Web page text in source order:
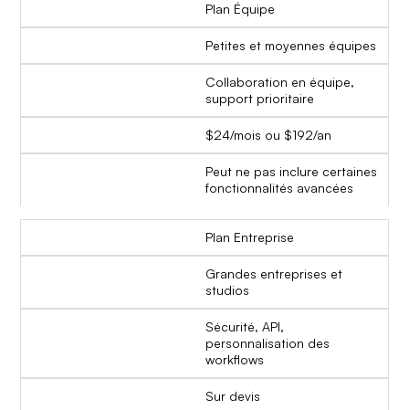
Plan Équipe
Petites et moyennes équipes
Collaboration en équipe,
support prioritaire
$24/mois ou $192/an
Peut ne pas inclure certaines
fonctionnalités avancées
Plan Entreprise
Grandes entreprises et
studios
Sécurité, API,
personnalisation des
workflows
Sur devis